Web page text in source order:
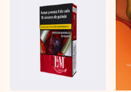
Rojo
Pocket-
Pack
cantidad